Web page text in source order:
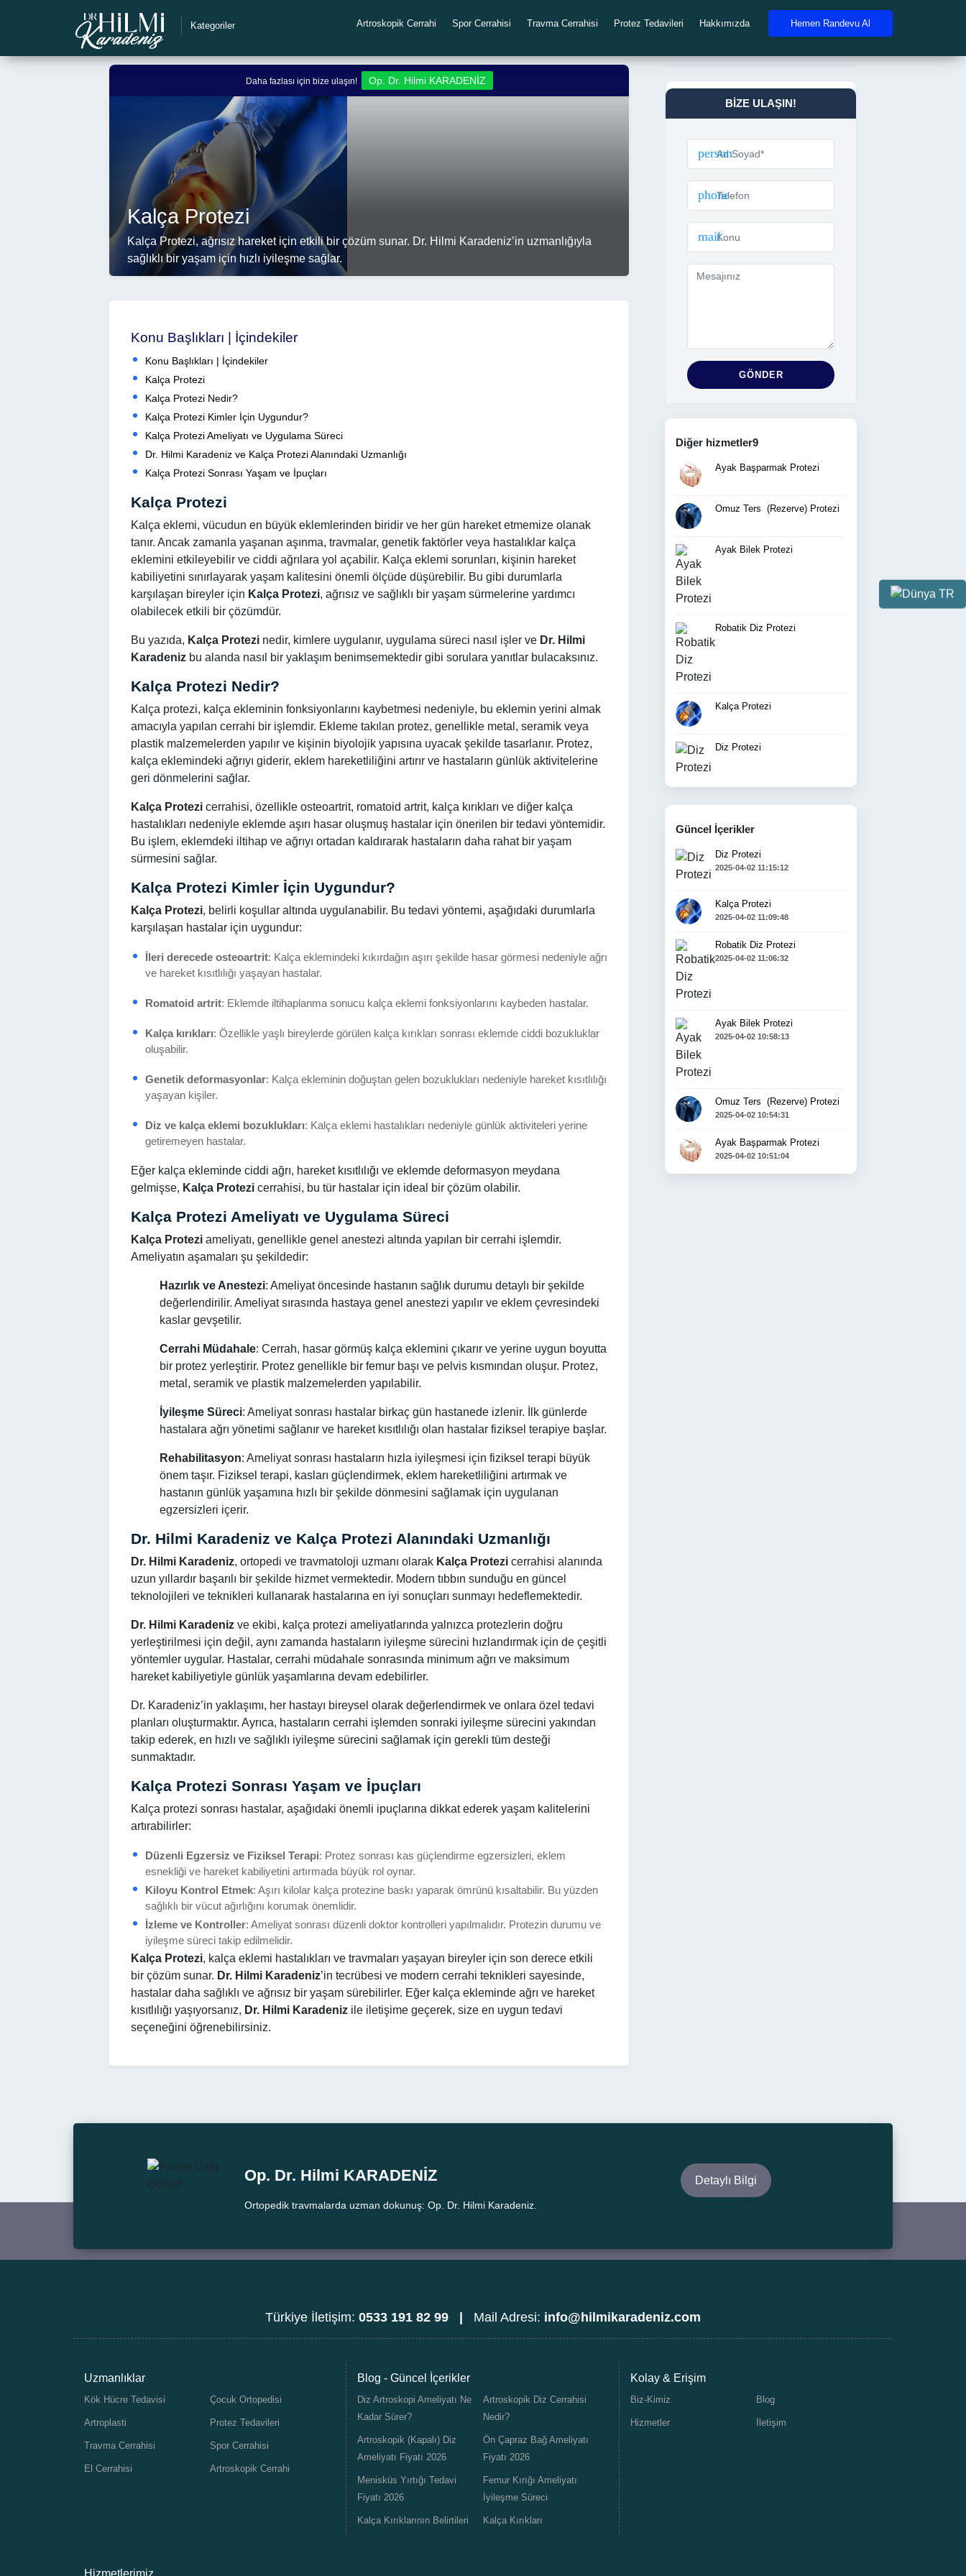
Kategoriler Artroskopik Cerrahi Spor Cerrahisi Travma Cerrahisi Protez Tedavileri Hakkımızda Hemen Randevu Al
Daha fazlası için bize ulaşın! Op. Dr. Hilmi KARADENİZ
Kalça Protezi
Kalça Protezi, ağrısız hareket için etkili bir çözüm sunar. Dr. Hilmi Karadeniz’in uzmanlığıyla
sağlıklı bir yaşam için hızlı iyileşme sağlar.
Konu Başlıkları | İçindekiler
Konu Başlıkları | İçindekiler
Kalça Protezi
Kalça Protezi Nedir?
Kalça Protezi Kimler İçin Uygundur?
Kalça Protezi Ameliyatı ve Uygulama Süreci
Dr. Hilmi Karadeniz ve Kalça Protezi Alanındaki Uzmanlığı
Kalça Protezi Sonrası Yaşam ve İpuçları
Kalça Protezi
Kalça eklemi, vücudun en büyük eklemlerinden biridir ve her gün hareket etmemize olanak
tanır. Ancak zamanla yaşanan aşınma, travmalar, genetik faktörler veya hastalıklar kalça
eklemini etkileyebilir ve ciddi ağrılara yol açabilir. Kalça eklemi sorunları, kişinin hareket
kabiliyetini sınırlayarak yaşam kalitesini önemli ölçüde düşürebilir. Bu gibi durumlarla
karşılaşan bireyler için Kalça Protezi, ağrısız ve sağlıklı bir yaşam sürmelerine yardımcı
olabilecek etkili bir çözümdür.
Bu yazıda, Kalça Protezi nedir, kimlere uygulanır, uygulama süreci nasıl işler ve Dr. Hilmi
Karadeniz bu alanda nasıl bir yaklaşım benimsemektedir gibi sorulara yanıtlar bulacaksınız.
Kalça Protezi Nedir?
Kalça protezi, kalça ekleminin fonksiyonlarını kaybetmesi nedeniyle, bu eklemin yerini almak
amacıyla yapılan cerrahi bir işlemdir. Ekleme takılan protez, genellikle metal, seramik veya
plastik malzemelerden yapılır ve kişinin biyolojik yapısına uyacak şekilde tasarlanır. Protez,
kalça eklemindeki ağrıyı giderir, eklem hareketliliğini artırır ve hastaların günlük aktivitelerine
geri dönmelerini sağlar.
Kalça Protezi cerrahisi, özellikle osteoartrit, romatoid artrit, kalça kırıkları ve diğer kalça
hastalıkları nedeniyle eklemde aşırı hasar oluşmuş hastalar için önerilen bir tedavi yöntemidir.
Bu işlem, eklemdeki iltihap ve ağrıyı ortadan kaldırarak hastaların daha rahat bir yaşam
sürmesini sağlar.
Kalça Protezi Kimler İçin Uygundur?
Kalça Protezi, belirli koşullar altında uygulanabilir. Bu tedavi yöntemi, aşağıdaki durumlarla
karşılaşan hastalar için uygundur:
İleri derecede osteoartrit: Kalça eklemindeki kıkırdağın aşırı şekilde hasar görmesi nedeniyle ağrı
ve hareket kısıtlılığı yaşayan hastalar.
Romatoid artrit: Eklemde iltihaplanma sonucu kalça eklemi fonksiyonlarını kaybeden hastalar.
Kalça kırıkları: Özellikle yaşlı bireylerde görülen kalça kırıkları sonrası eklemde ciddi bozukluklar
oluşabilir.
Genetik deformasyonlar: Kalça ekleminin doğuştan gelen bozuklukları nedeniyle hareket kısıtlılığı
yaşayan kişiler.
Diz ve kalça eklemi bozuklukları: Kalça eklemi hastalıkları nedeniyle günlük aktiviteleri yerine
getiremeyen hastalar.
Eğer kalça ekleminde ciddi ağrı, hareket kısıtlılığı ve eklemde deformasyon meydana
gelmişse, Kalça Protezi cerrahisi, bu tür hastalar için ideal bir çözüm olabilir.
Kalça Protezi Ameliyatı ve Uygulama Süreci
Kalça Protezi ameliyatı, genellikle genel anestezi altında yapılan bir cerrahi işlemdir.
Ameliyatın aşamaları şu şekildedir:
Hazırlık ve Anestezi: Ameliyat öncesinde hastanın sağlık durumu detaylı bir şekilde
değerlendirilir. Ameliyat sırasında hastaya genel anestezi yapılır ve eklem çevresindeki
kaslar gevşetilir.
Cerrahi Müdahale: Cerrah, hasar görmüş kalça eklemini çıkarır ve yerine uygun boyutta
bir protez yerleştirir. Protez genellikle bir femur başı ve pelvis kısmından oluşur. Protez,
metal, seramik ve plastik malzemelerden yapılabilir.
İyileşme Süreci: Ameliyat sonrası hastalar birkaç gün hastanede izlenir. İlk günlerde
hastalara ağrı yönetimi sağlanır ve hareket kısıtlılığı olan hastalar fiziksel terapiye başlar.
Rehabilitasyon: Ameliyat sonrası hastaların hızla iyileşmesi için fiziksel terapi büyük
önem taşır. Fiziksel terapi, kasları güçlendirmek, eklem hareketliliğini artırmak ve
hastanın günlük yaşamına hızlı bir şekilde dönmesini sağlamak için uygulanan
egzersizleri içerir.
Dr. Hilmi Karadeniz ve Kalça Protezi Alanındaki Uzmanlığı
Dr. Hilmi Karadeniz, ortopedi ve travmatoloji uzmanı olarak Kalça Protezi cerrahisi alanında
uzun yıllardır başarılı bir şekilde hizmet vermektedir. Modern tıbbın sunduğu en güncel
teknolojileri ve teknikleri kullanarak hastalarına en iyi sonuçları sunmayı hedeflemektedir.
Dr. Hilmi Karadeniz ve ekibi, kalça protezi ameliyatlarında yalnızca protezlerin doğru
yerleştirilmesi için değil, aynı zamanda hastaların iyileşme sürecini hızlandırmak için de çeşitli
yöntemler uygular. Hastalar, cerrahi müdahale sonrasında minimum ağrı ve maksimum
hareket kabiliyetiyle günlük yaşamlarına devam edebilirler.
Dr. Karadeniz’in yaklaşımı, her hastayı bireysel olarak değerlendirmek ve onlara özel tedavi
planları oluşturmaktır. Ayrıca, hastaların cerrahi işlemden sonraki iyileşme sürecini yakından
takip ederek, en hızlı ve sağlıklı iyileşme sürecini sağlamak için gerekli tüm desteği
sunmaktadır.
Kalça Protezi Sonrası Yaşam ve İpuçları
Kalça protezi sonrası hastalar, aşağıdaki önemli ipuçlarına dikkat ederek yaşam kalitelerini
artırabilirler:
Düzenli Egzersiz ve Fiziksel Terapi: Protez sonrası kas güçlendirme egzersizleri, eklem
esnekliği ve hareket kabiliyetini artırmada büyük rol oynar.
Kiloyu Kontrol Etmek: Aşırı kilolar kalça protezine baskı yaparak ömrünü kısaltabilir. Bu yüzden
sağlıklı bir vücut ağırlığını korumak önemlidir.
İzleme ve Kontroller: Ameliyat sonrası düzenli doktor kontrolleri yapılmalıdır. Protezin durumu ve
iyileşme süreci takip edilmelidir.
Kalça Protezi, kalça eklemi hastalıkları ve travmaları yaşayan bireyler için son derece etkili
bir çözüm sunar. Dr. Hilmi Karadeniz’in tecrübesi ve modern cerrahi teknikleri sayesinde,
hastalar daha sağlıklı ve ağrısız bir yaşam sürebilirler. Eğer kalça ekleminde ağrı ve hareket
kısıtlılığı yaşıyorsanız, Dr. Hilmi Karadeniz ile iletişime geçerek, size en uygun tedavi
seçeneğini öğrenebilirsiniz.
BIZE ULAŞIN!
GÖNDER
Diğer hizmetler9
Ayak Başparmak Protezi
Omuz Ters  (Rezerve) Protezi
Ayak Bilek Protezi
Robatik Diz Protezi
Kalça Protezi
Diz Protezi
Güncel İçerikler
Diz Protezi
2025-04-02 11:15:12
Kalça Protezi
2025-04-02 11:09:48
Robatik Diz Protezi
2025-04-02 11:06:32
Ayak Bilek Protezi
2025-04-02 10:58:13
Omuz Ters  (Rezerve) Protezi
2025-04-02 10:54:31
Ayak Başparmak Protezi
2025-04-02 10:51:04
Op. Dr. Hilmi KARADENİZ
Ortopedik travmalarda uzman dokunuş: Op. Dr. Hilmi Karadeniz.
Detaylı Bilgi
TR
Türkiye İletişim: 0533 191 82 99 | Mail Adresi: info@hilmikaradeniz.com
Uzmanlıklar
Kök Hücre Tedavisi Çocuk Ortopedisi
Artroplasti Protez Tedavileri
Travma Cerrahisi Spor Cerrahisi
El Cerrahisi Artroskopik Cerrahi
Blog - Güncel İçerikler
Diz Artroskopi Ameliyatı Ne
Kadar Sürer?
Artroskopik Diz Cerrahisi
Nedir?
Artroskopik (Kapalı) Diz
Ameliyatı Fiyatı 2026
Ön Çapraz Bağ Ameliyatı
Fiyatı 2026
Menisküs Yırtığı Tedavi
Fiyatı 2026
Femur Kırığı Ameliyatı
İyileşme Süreci
Kalça Kırıklarının Belirtileri Kalça Kırıkları
Kolay & Erişim
Biz-Kimiz Blog
Hizmetler İletişim
Hizmetlerimiz